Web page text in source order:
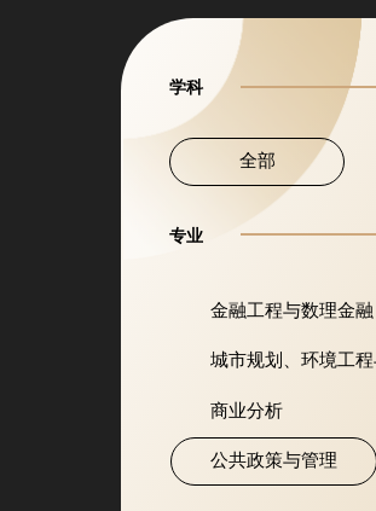
学科
全部
专业
金融工程与数理金融
城市规划、环境工
商业分析
公共政策与管理